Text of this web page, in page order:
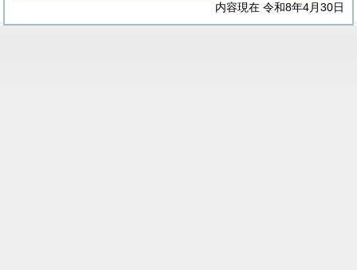
内容現在 令和8年4月30日